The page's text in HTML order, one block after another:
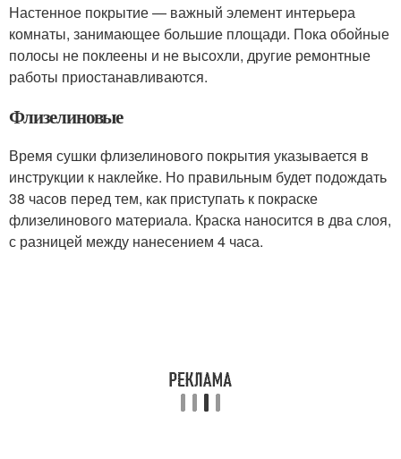
Настенное покрытие — важный элемент интерьера
комнаты, занимающее большие площади. Пока обойные
полосы не поклеены и не высохли, другие ремонтные
работы приостанавливаются.
Флизелиновые
Время сушки флизелинового покрытия указывается в
инструкции к наклейке. Но правильным будет подождать
38 часов перед тем, как приступать к покраске
флизелинового материала. Краска наносится в два слоя,
с разницей между нанесением 4 часа.